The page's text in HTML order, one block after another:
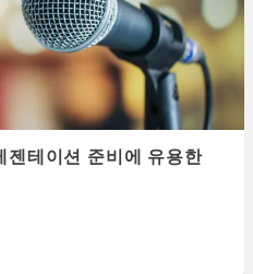
젠테이션 준비에 유용한